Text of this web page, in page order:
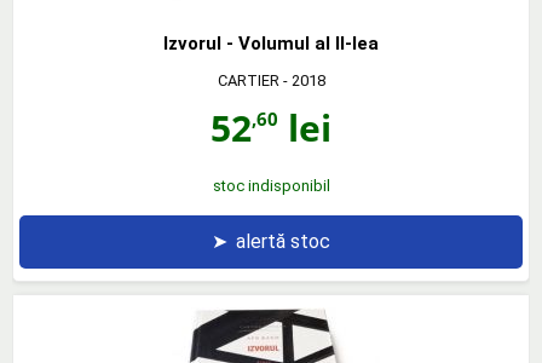
Izvorul - Volumul al II-lea
CARTIER - 2018
52,60 lei
stoc indisponibil
➤ alertă stoc